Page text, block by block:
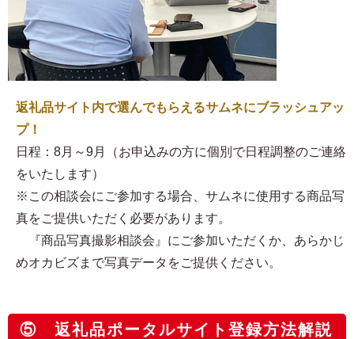
返礼品サイト内で選んでもらえるサムネにブラッシュアッ
プ！
日程：8月～9月（お申込みの方に個別で日程調整のご連絡
をいたします）
※この相談会にご参加する場合、サムネに使用する商品写
真をご提供いただく必要があります。
『商品写真撮影相談会』にご参加いただくか、あらかじ
めオカビズまで写真データをご提供ください。
⑤ 返礼品ポータルサイト登録方法解説